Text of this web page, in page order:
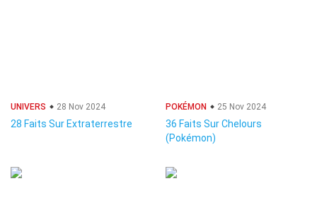
UNIVERS 28 Nov 2024
28 Faits Sur Extraterrestre
POKÉMON 25 Nov 2024
36 Faits Sur Chelours
(Pokémon)